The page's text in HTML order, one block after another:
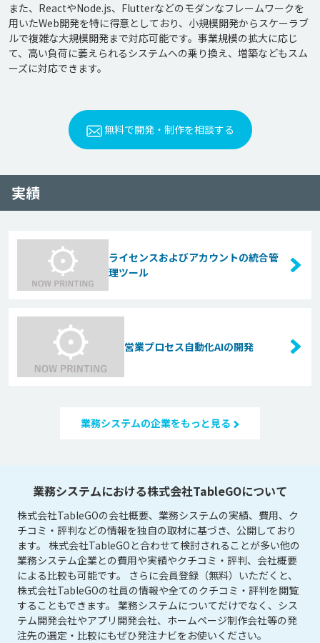
また、ReactやNode.js、Flutterなどのモダンなフレームワークを
用いたWeb開発を特に得意としており、小規模開発からスケーラブ
ルで複雑な大規模開発まで対応可能です。事業規模の拡大に応じ
て、高い負荷に萎えられるシステムへの乗り換え、増築などもスム
無料で開発・制作を相談する
実績
ライセンスおよびアカウントの統合管
理ツール
営業プロセス自動化AIの開発
業務システムの企業をもっと見る
業務システムにおける株式会社TableGOについて
株式会社TableGOの会社概要、業務システムの実績、費用、ク
チコミ・評判などの情報を独自の取材に基づき、公開しており
ます。 株式会社TableGOと合わせて検討されることが多い他の
業務システム企業との費用や実績やクチコミ・評判、会社概要
による比較も可能です。 さらに会員登録（無料）いただくと、
株式会社TableGOの社員の情報や全てのクチコミ・評判を閲覧
することもできます。 業務システムについてだけでなく、シス
テム開発会社やアプリ開発会社、ホームページ制作会社等の発
注先の選定・比較にもぜひ発注ナビをお使いください。